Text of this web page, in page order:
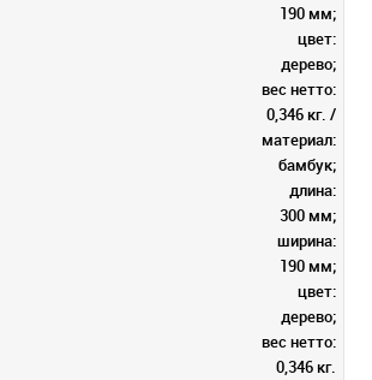
190 мм;
цвет:
дерево;
вес нетто:
0,346 кг. /
материал:
бамбук;
длина:
300 мм;
ширина:
190 мм;
цвет:
дерево;
вес нетто:
0,346 кг.